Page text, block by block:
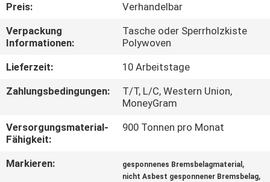
TRETEN
SIE
MIT
UNS
VERBINDUNG
FORDERN
Preis:
Verhandelbar
Verpackung
Informationen:
Tasche oder Sperrholzkiste
Polywoven
Lieferzeit:
10 Arbeitstage
Zahlungsbedingungen:
T/T, L/C, Western Union,
MoneyGram
Versorgungsmaterial-
Fähigkeit:
900 Tonnen pro Monat
Markieren: gesponnenes Bremsbelagmaterial ,
nicht Asbest gesponnener Bremsbelag,